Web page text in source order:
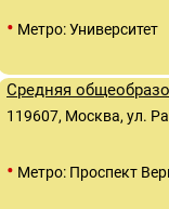
• Метро: Университет
Средняя
119607, Москва, ул.
• Метро: Проспект